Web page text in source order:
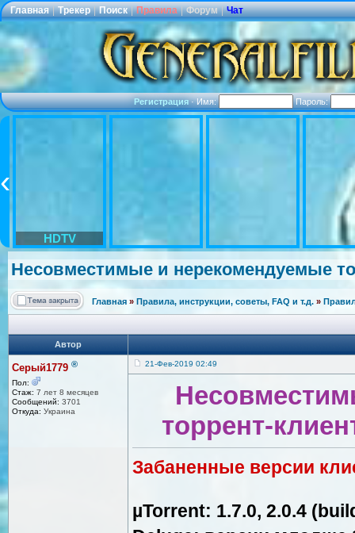
Главная | Трекер | Поиск | Правила | Форум | Чат
Регистрация·Имя: Пароль:
HDTV
Несовместимые и нерекомендуемые
Главная » Правила, инструкции, советы, FAQ и т.д. »
Автор
Серый1779 ®
Пол:
Стаж: 7 лет 8 месяцев
Сообщений: 3701
Откуда: Украина
21-Фев-2019 02:49
торрент-
Забаненные версии
µTorrent: 1.7.0, 2.0.4